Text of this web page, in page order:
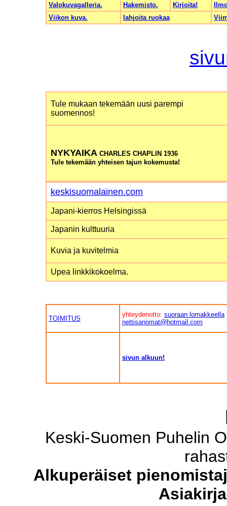
Valokuvagalleria. Hakemisto. Kirjoita!
Viikon kuva.
lahjoita ruokaa
Tule mukaan tekemään uusi parempi
suomennos!
NYKYAIKA CHARLES CHAPLIN 1936
Tule tekemään yhteisen tajun kokemusta!
keskisuomalainen.com
Japani-kierros Helsingissä
Japanin kulttuuria
Kuvia ja kuvitelmia
Upea linkkikokoelma.
TOIMITUS
yhteydenotto: suoraan lomakkeella
nettisanomat@hotmail.com
sivun alkuun!
Keski-Suomen Puhelin
Alkuperäiset